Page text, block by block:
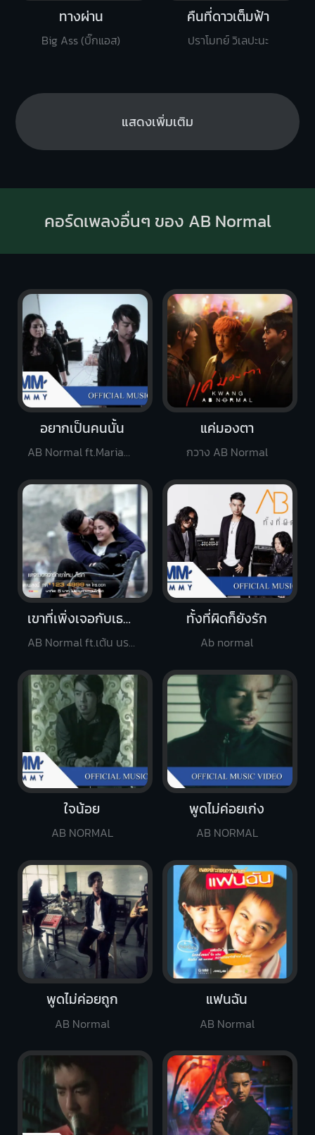
ทางผ่าน
Big Ass (บิ๊กแอส)
คืนที่ดาวเต็มฟ้า
ปราโมทย์ วิเลปะนะ
แสดงเพิ่มเติม
คอร์ดเพลงอื่นๆ ของ AB Normal
พูดไม่ค่อยเก่ง
AB NORMAL
ทั้งที่ผิดก็ยังรัก
Ab normal
ใจน้อย
AB NORMAL
แฟนฉัน
AB Normal
พูดไม่ค่อยถูก
AB Normal
เขาที่เพิ่งเจอกับเธอที่มาก่อน
AB Normal ft.เต้น นรารักษ์
อยากเป็นคนนั้น
AB Normal ft.Mariam B5
แค่มองตา
กวาง AB Normal